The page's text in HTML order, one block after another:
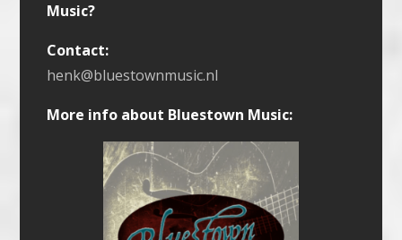
Music?
Contact:
henk@bluestownmusic.nl
More info about Bluestown Music: